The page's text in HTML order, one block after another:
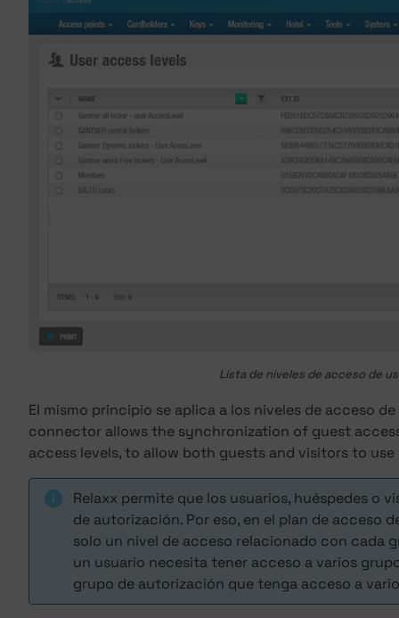
Lista de niveles de acceso de
El mismo principio se aplica a los niveles de acceso
connector allows the synchronization of guest
access levels, to allow both guests and visitors to use
Relaxx permite que los usuarios, huéspedes o
de autorización. Por eso, en el plan de acceso
solo un nivel de acceso relacionado con cada
un usuario necesita tener acceso a varios
grupo de autorización que tenga acceso a